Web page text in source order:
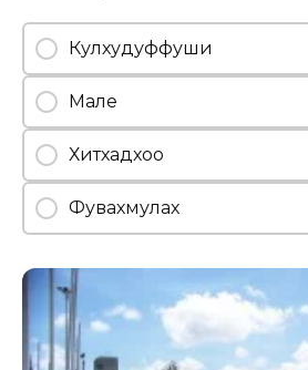
Кулхудуффуши
Мале
Хитхадхоо
Фувахмулах